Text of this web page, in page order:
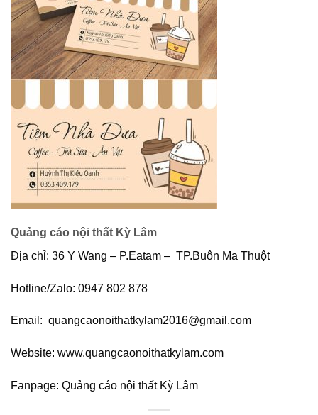
Quảng cáo nội thất Kỳ Lâm
Địa chỉ: 36 Y Wang – P.Eatam – TP.Buôn Ma Thuột
Hotline/Zalo: 0947 802 878
Email: quangcaonoithatkylam2016@gmail.com
Website: www.quangcaonoithatkylam.com
Fanpage: Quảng cáo nội thất Kỳ Lâm